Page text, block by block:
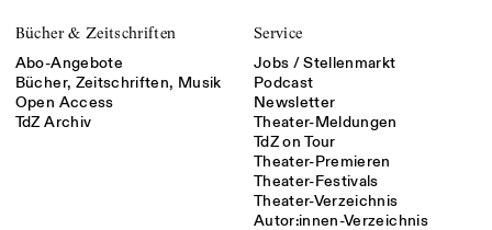
Bücher & Zeitschriften
Abo-Angebote
Bücher, Zeitschriften, Musik
Open Access
TdZ Archiv
Service
Jobs / Stellenmarkt
Podcast
Newsletter
Theater-Meldungen
TdZ on Tour
Theater-Premieren
Theater-Festivals
Theater-Verzeichnis
Autor:innen-Verzeichnis